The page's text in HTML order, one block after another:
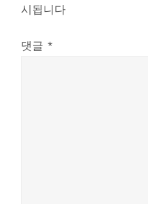
시됩니다
댓글 *